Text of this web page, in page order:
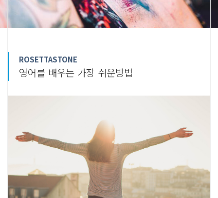
ROSETTASTONE
영어를 배우는 가장 쉬운방법